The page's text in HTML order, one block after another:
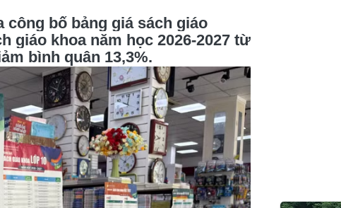
công bố bảng giá sách giáo
giáo khoa năm học 2026-2027 từ
bình quân 13,3%.